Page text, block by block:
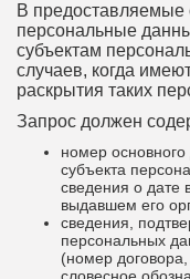
В предоставляемые
персональные
субъектам
случаев, когда
раскрытия таких
Запрос должен
номер
субъекта
сведения о дате
выдавшем его
сведения,
персональных
(номер